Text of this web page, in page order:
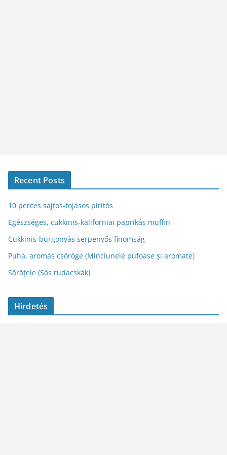
Recent Posts
10 perces sajtos-tojásos pirítós
Egészséges, cukkinis-kaliforniai paprikás muffin
Cukkinis-burgonyás serpenyős finomság
Puha, aromás csöröge (Minciunele pufoase și aromate)
Sărățele (Sós rudacskák)
Hirdetés